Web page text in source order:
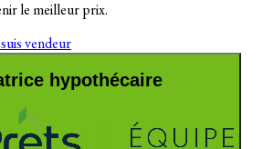
le meilleur prix.
vendeur
hypothécaire